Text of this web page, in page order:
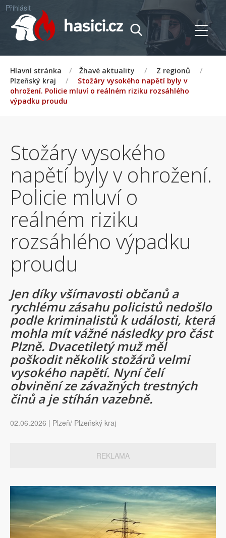
Přihlásit
Hlavní stránka / Žhavé aktuality / Z regionů
/
Plzeňský kraj
/
Stožáry vysokého napětí byly v
ohrožení. Policie mluví o reálném riziku rozsáhlého
výpadku proudu
Stožáry vysokého
napětí byly v ohrožení.
Policie mluví o
reálném riziku
rozsáhlého výpadku
proudu
Jen díky všímavosti občanů a
rychlému zásahu policistů nedošlo
podle kriminalistů k události, která
mohla mít vážné následky pro část
Plzně. Dvacetiletý muž měl
poškodit několik stožárů velmi
vysokého napětí. Nyní čelí
obvinění ze závažných trestných
činů a je stíhán vazebně.
02.06.2026 | Plzeň/ Plzeňský kraj
REKLAMA